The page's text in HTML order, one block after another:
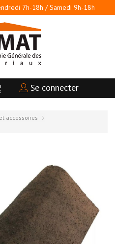
7h-18h / Samedi 9h-18h
Se connecter
accessoires